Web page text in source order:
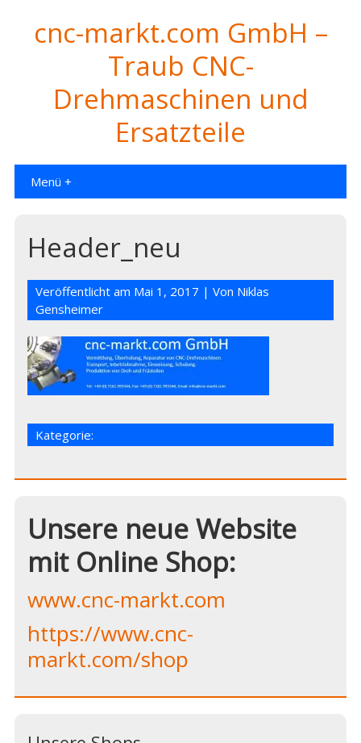
cnc-markt.com GmbH –
Traub CNC-
Drehmaschinen und
Ersatzteile
Menü +
Header_neu
Veröffentlicht am Mai 1, 2017 | Von Niklas
Gensheimer
Kategorie:
Unsere neue Website
mit Online Shop:
www.cnc-markt.com
https://www.cnc-
markt.com/shop